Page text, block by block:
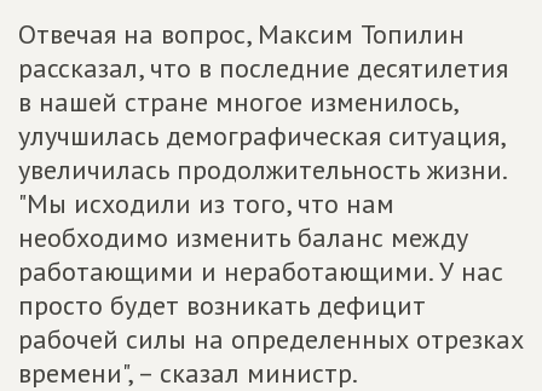
Отвечая на вопрос, Максим Топилин
рассказал, что в последние десятилетия
в нашей стране многое изменилось,
улучшилась демографическая ситуация,
увеличилась продолжительность жизни.
"Мы исходили из того, что нам
необходимо изменить баланс между
работающими и неработающими. У нас
просто будет возникать дефицит
рабочей силы на определенных отрезках
времени", – сказал министр.